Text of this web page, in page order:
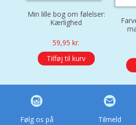
Min lille bog om følelser:
Kærlighed
59,95kr.
Tilføj til kurv
Følg os på
Tilmeld